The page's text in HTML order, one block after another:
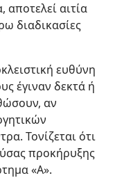
αιτία
διαδικασίες
ευθύνη
έγιναν δεκτά ή
αν
Τονίζεται ότι
προκήρυξης
«Α».